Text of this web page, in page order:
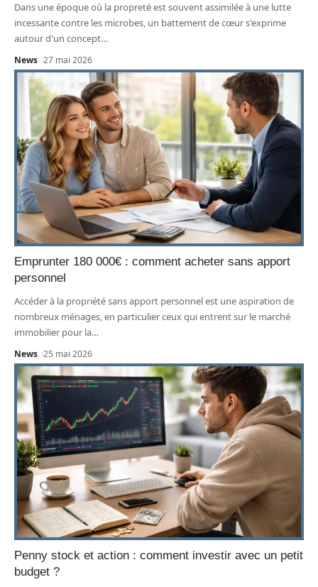
Dans une époque où la propreté est souvent assimilée à une lutte
incessante contre les microbes, un battement de cœur s'exprime
autour d'un concept…
News 27 mai 2026
Emprunter 180 000€ : comment acheter sans apport
personnel
Accéder à la propriété sans apport personnel est une aspiration de
nombreux ménages, en particulier ceux qui entrent sur le marché
immobilier pour la…
News 25 mai 2026
Penny stock et action : comment investir avec un petit
budget ?